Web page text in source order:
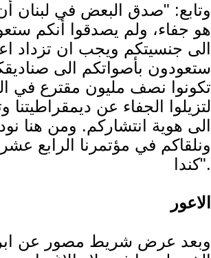
وتابع: "صدق البعض في لبنان
هو جفاء، ولم يصدقوا أنكم
الى جنسيتكم ويجب ان تزداد
ستعودون بأصواتكم الى
تكونوا نصف مليون مقترع في
لتزيلوا الجفاء عن ديمقراطيتنا
الى هوية انتشاركم. ومن هنا
ونلقاكم في مؤتمرنا الرابع
كندا".
الاعور
وبعد عرض شريط مصور عن ابرز